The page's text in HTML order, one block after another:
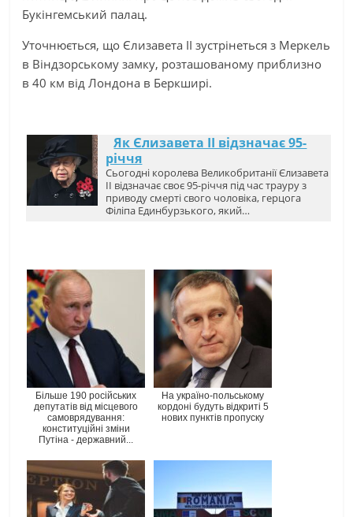
Букінгемський палац.
Уточнюється, що Єлизавета II зустрінеться з Меркель
в Віндзорському замку, розташованому приблизно
в 40 км від Лондона в Беркширі.
Як Єлизавета II відзначає 95-
річчя
Сьогодні королева Великобританії Єлизавета
II відзначає своє 95-річчя під час трауру з
приводу смерті свого чоловіка, герцога
Філіпа Единбурзького, який…
Більше 190 російських
депутатів від місцевого
самоврядування:
конституційні зміни
Путіна - державний...
На україно-польському
кордоні будуть відкриті 5
нових пунктів пропуску